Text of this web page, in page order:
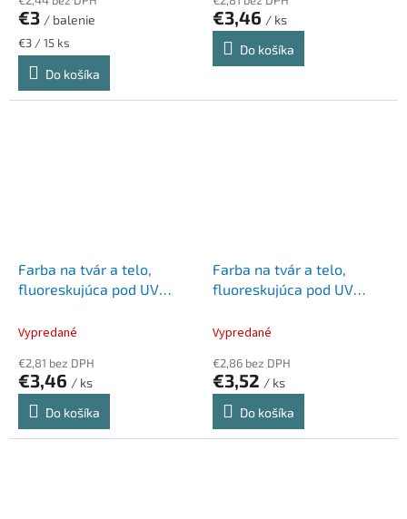
€3 / balenie
Jednotková
cena:
€3 / 15 ks
Do košíka
€3,46 / ks
Do košíka
Farba na tvár a telo,
fluoreskujúca pod UV
ružová
Vypredané
€2,81 bez DPH
€3,46 / ks
Do košíka
Farba na tvár a telo,
fluoreskujúca pod UV
fialová
Vypredané
€2,86 bez DPH
€3,52 / ks
Do košíka